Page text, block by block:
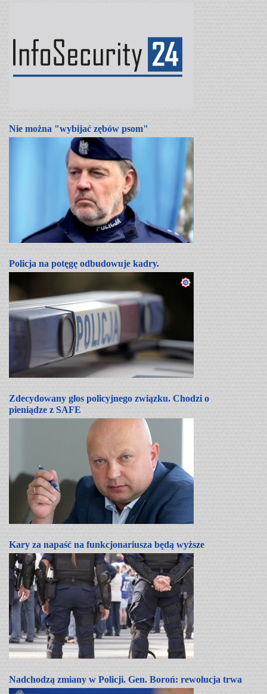
Nie można "wybijać zębów psom"
Policja na potęgę odbudowuje kadry.
Zdecydowany głos policyjnego związku. Chodzi o
pieniądze z SAFE
Kary za napaść na funkcjonariusza będą wyższe
Nadchodzą zmiany w Policji. Gen. Boroń: rewolucja trwa